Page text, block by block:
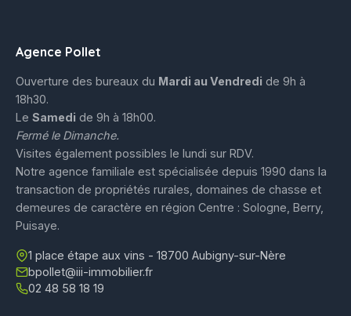
Agence Pollet
Ouverture des bureaux du Mardi au Vendredi de 9h à
18h30.
Le Samedi de 9h à 18h00.
Fermé le Dimanche.
Visites également possibles le lundi sur RDV.
Notre agence familiale est spécialisée depuis 1990 dans la
transaction de propriétés rurales, domaines de chasse et
demeures de caractère en région Centre : Sologne, Berry,
Puisaye.
1 place étape aux vins - 18700 Aubigny-sur-Nère
bpollet@iii-immobilier.fr
02 48 58 18 19